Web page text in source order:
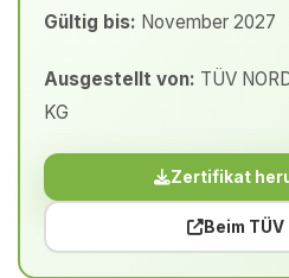
Gültig bis: November 2027
Ausgestellt von: TÜV
KG
Zertifikat
Beim